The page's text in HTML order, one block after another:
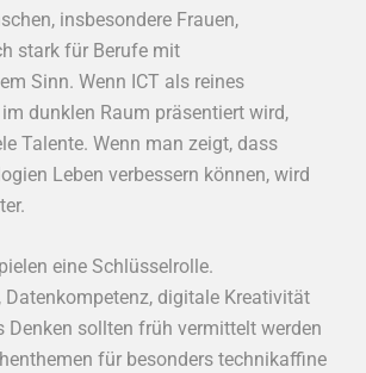
insbesondere Frauen,
stark für Berufe mit
Sinn. Wenn ICT als reines
dunklen Raum präsentiert wird,
Talente. Wenn man zeigt, dass
Leben verbessern können, wird
eine Schlüsselrolle.
Datenkompetenz, digitale Kreativität
Denken sollten früh vermittelt werden
für besonders technikaffine